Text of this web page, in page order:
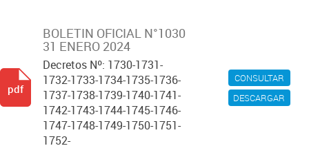
CONSULTAR
DESCARGAR
BOLETIN OFICIAL N°1030
31 ENERO 2024
Decretos Nº: 1730-1731-
1732-1733-1734-1735-1736-
1737-1738-1739-1740-1741-
1742-1743-1744-1745-1746-
1747-1748-1749-1750-1751-
1752-
pdf